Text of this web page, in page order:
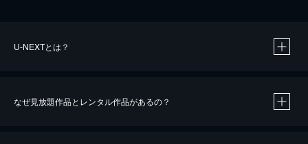
U-NEXTとは？
なぜ見放題作品とレンタル作品があるの？